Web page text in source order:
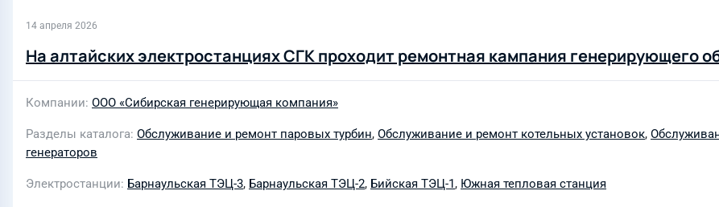
14 апреля 2026
На алтайских электростанциях СГК проходит ремонтная кампания генерирующего
Компании ООО «Сибирская генерирующая компания»
Разделы каталога Обслуживание и ремонт паровых турбин, Обслуживание и ремонт котельных установок,
генераторов
Электростанции Барнаульская ТЭЦ-3, Барнаульская ТЭЦ-2, Бийская ТЭЦ-1, Южная тепловая станция